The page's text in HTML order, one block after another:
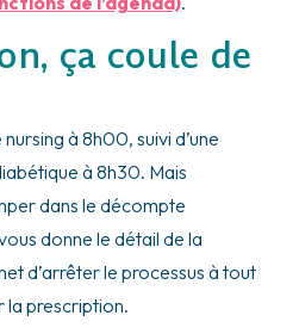
ça coule de
à 8h00, suivi d’une
à 8h30. Mais
dans le décompte
donne le détail de la
d’arrêter le processus à tout
la prescription.